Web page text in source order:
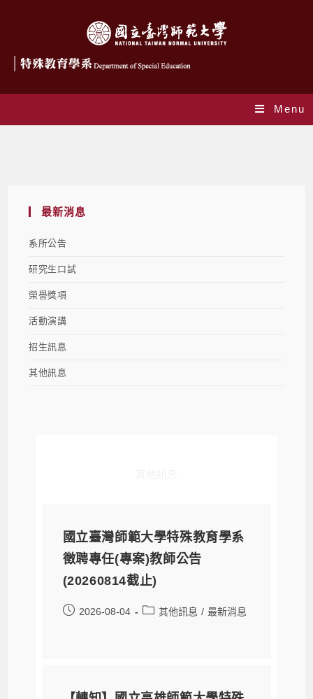
Menu
最新消息
系所公告
研究生口試
榮譽獎項
活動演講
招生訊息
其他訊息